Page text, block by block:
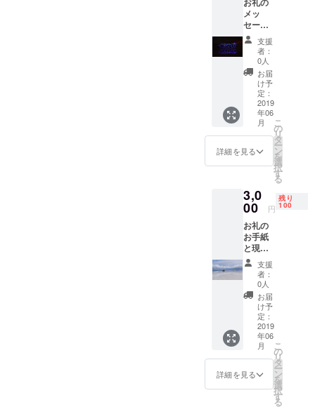
実行し
た内容
等を報
告させ
てもら
いま
す。
メッ
セージ
と現地
写真3枚
メール
にてプ
ロジェ
クトを
通して
感じた
ことや
実行し
た内
容、感
謝の気
お礼の
メッ
セージ
でお届
けさせ
てもら
いま
す。 写
真は素
人撮影
ですの
で出来
上がり
はご了
承下さ
い。 ※
写真は
支援
者：
0人
お届
け予
定：
2019
年06
月
詳細を見る
こ
の
リ
タ
ー
ン
を
選
択
す
る
3,0
00 円
残り
100
お礼の
お手紙
と現地
撮影写
真1枚
現地で
撮影し
た写真
にお礼
のメッ
セージ
を記入
してお
届けさ
せても
らいま
支援
者：
0人
お届
け予
定：
2019
年06
月
詳細を見る
こ
の
リ
タ
ー
ン
を
選
択
す
る